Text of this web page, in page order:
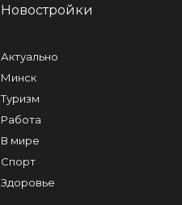
Новостройки
Актуально
Минск
Туризм
Работа
В мире
Спорт
Здоровье